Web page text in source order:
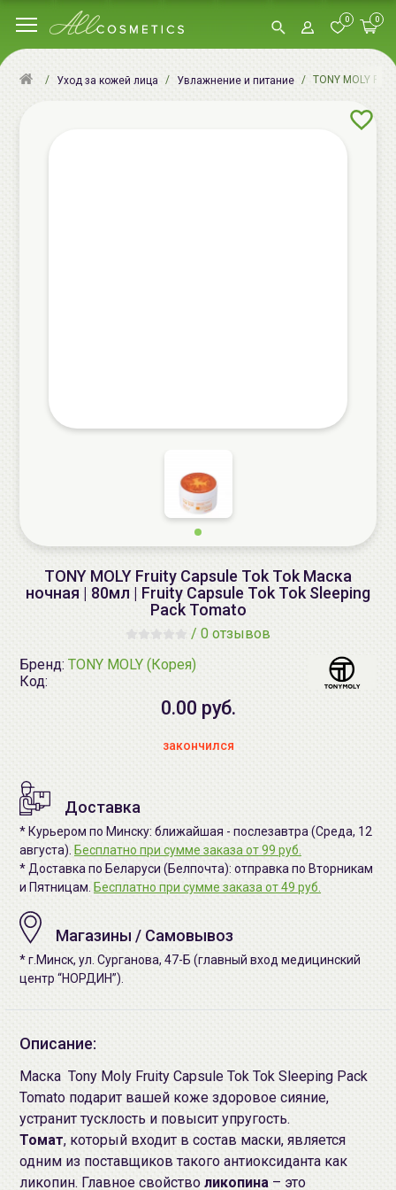
0 0
Уход за кожей лица Увлажнение и питание TONY MOLY
TONY MOLY Fruity Capsule Tok Tok Маска
ночная | 80мл | Fruity Capsule Tok Tok Sleeping
Pack Tomato
/ 0 отзывов
Бренд: TONY MOLY (Корея)
Код:
0.00 руб.
закончился
Доставка
* Курьером по Минску: ближайшая - послезавтра (Среда, 12
августа). Бесплатно при сумме заказа от 99 руб.
* Доставка по Беларуси (Белпочта): отправка по Вторникам
и Пятницам. Бесплатно при сумме заказа от 49 руб.
Магазины / Самовывоз
* г.Минск, ул. Сурганова, 47-Б (главный вход медицинский
центр “НОРДИН”).
Описание:
Маска Tony Moly Fruity Capsule Tok Tok Sleeping Pack
Tomato подарит вашей коже здоровое сияние,
устранит тусклость и повысит упругость.
Томат, который входит в состав маски, является
одним из поставщиков такого антиоксиданта как
ликопин. Главное свойство ликопина – это